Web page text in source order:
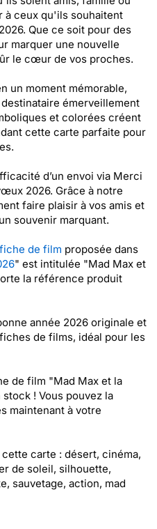
ceux qu'ils souhaitent
Que ce soit pour des
marquer une nouvelle
le cœur de vos proches.
un moment mémorable,
émerveillement
et colorées créent
cette carte parfaite pour
d’un envoi via Merci
2026. Grâce à notre
faire plaisir à vos amis et
souvenir marquant.
de film proposée dans
" est intitulée "Mad Max et
la référence produit
année 2026 originale et
de films, idéal pour les
de film "Mad Max et la
! Vous pouvez la
maintenant à votre
carte : désert, cinéma,
de soleil, silhouette,
sauvetage, action, mad